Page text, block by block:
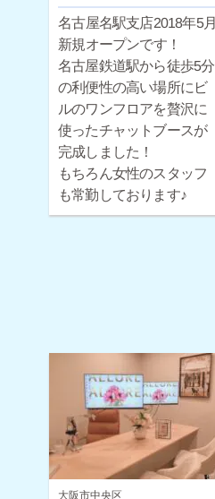
名古屋名駅支店2018年5月
新規オープンです！
名古屋鉄道駅から徒歩5分
の利便性の高い場所にビ
ルのワンフロアを贅沢に
使ったチャットブースが
完成しました！
もちろん女性のスタッフ
も常勤しております♪
各種ボーナス・時給保証
大阪市中央区